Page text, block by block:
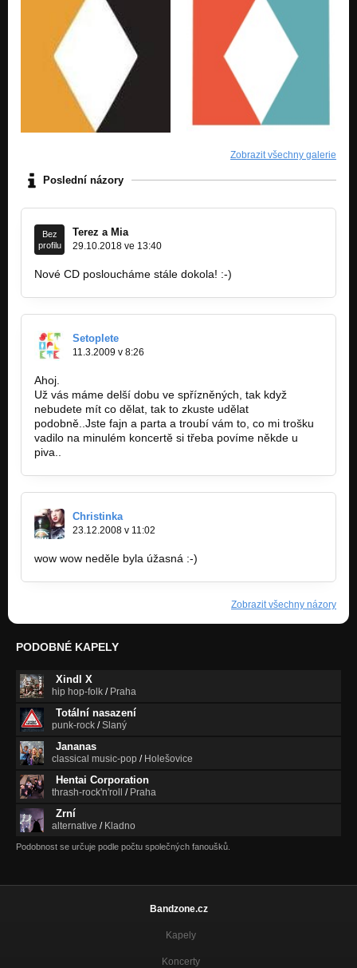
Zobrazit všechny galerie
Poslední názory
Bez
profilu
Terez a Mia
29.10.2018 ve 13:40
Nové CD posloucháme stále dokola! :-)
Setoplete
11.3.2009 v 8:26
Ahoj.
Už vás máme delší dobu ve spřízněných, tak když
nebudete mít co dělat, tak to zkuste udělat
podobně..Jste fajn a parta a troubí vám to, co mi trošku
vadilo na minulém koncertě si třeba povíme někde u
piva..
Christinka
23.12.2008 v 11:02
wow wow neděle byla úžasná :-)
Zobrazit všechny názory
PODOBNÉ KAPELY
Xindl X
hip hop-folk / Praha
Totální nasazení
punk-rock /Slaný
Jananas
classical music-pop / Holešovice
Hentai Corporation
thrash-rock'n'roll / Praha
Zrní
alternative / Kladno
Podobnost se určuje podle počtu společných fanoušků.
Bandzone.cz
Kapely
Koncerty